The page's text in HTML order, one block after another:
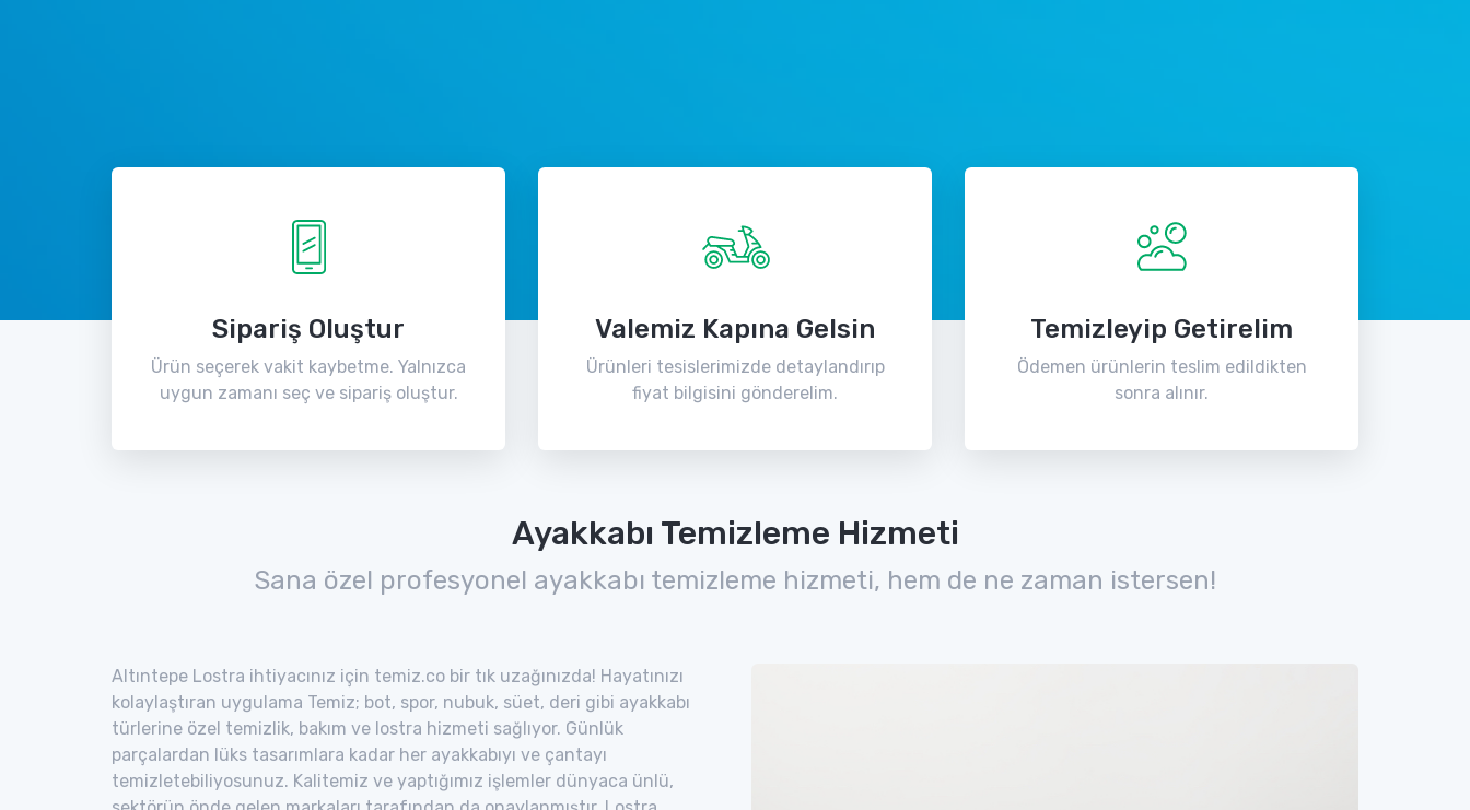
Sipariş Oluştur
Ürün seçerek vakit kaybetme. Yalnızca
uygun zamanı seç ve sipariş oluştur.
Valemiz Kapına Gelsin
Ürünleri tesislerimizde detaylandırıp
fiyat bilgisini gönderelim.
Temizleyip Getirelim
Ödemen ürünlerin teslim edildikten
sonra alınır.
Ayakkabı Temizleme Hizmeti
Sana özel profesyonel ayakkabı temizleme hizmeti, hem de ne zaman istersen!
Altıntepe Lostra ihtiyacınız için temiz.co bir tık uzağınızda! Hayatınızı
kolaylaştıran uygulama Temiz; bot, spor, nubuk, süet, deri gibi ayakkabı
türlerine özel temizlik, bakım ve lostra hizmeti sağlıyor. Günlük
parçalardan lüks tasarımlara kadar her ayakkabıyı ve çantayı
temizletebiliyosunuz. Kalitemiz ve yaptığımız işlemler dünyaca ünlü,